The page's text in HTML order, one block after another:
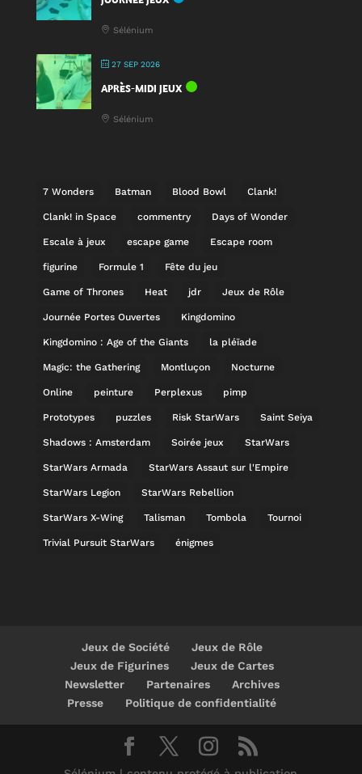
Sélénium
27 SEP 2026
APRÈS-MIDI JEUX
Sélénium
7 Wonders Batman Blood Bowl Clank!
Clank! in Space commentry Days of Wonder
Escale à jeux escape game Escape room
figurine Formule 1 Fête du jeu
Game of Thrones Heat jdr Jeux de Rôle
Journée Portes Ouvertes Kingdomino
Kingdomino : Age of the Giants la pléïade
Magic: the Gathering Montluçon Nocturne
Online peinture Perplexus pimp
Prototypes puzzles Risk StarWars Saint Seiya
Shadows : Amsterdam Soirée jeux StarWars
StarWars Armada StarWars Assaut sur l'Empire
StarWars Legion StarWars Rebellion
StarWars X-Wing Talisman Tombola Tournoi
Trivial Pursuit StarWars énigmes
Jeux de Société
Jeux de Rôle
Jeux de Figurines
Jeux de Cartes
Newsletter
Partenaires
Archives
Presse
Politique de confidentialité